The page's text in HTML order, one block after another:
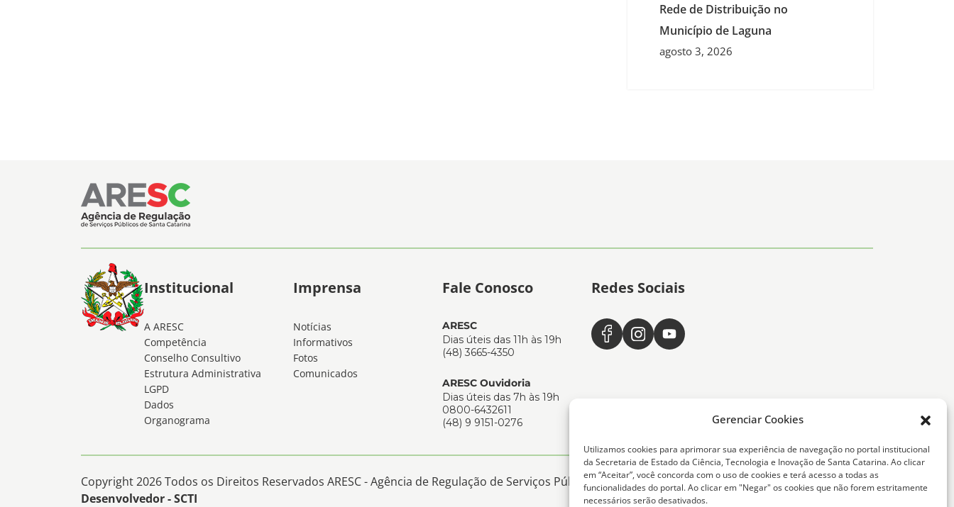
Gerenciar Cookies
Utilizamos cookies para aprimorar sua experiência de navegação no portal institucional
da Secretaria de Estado da Ciência, Tecnologia e Inovação de Santa Catarina. Ao clicar
em “Aceitar”, você concorda com o uso de cookies e terá acesso a todas as
funcionalidades do portal. Ao clicar em "Negar" os cookies que não forem estritamente
necessários serão desativados.
Rede de Distribuição no
Município de Laguna
agosto 3, 2026
Institucional
A ARESC
Competência
Conselho Consultivo
Estrutura Administrativa
LGPD
Dados
Organograma
Imprensa
Notícias
Informativos
Fotos
Comunicados
Fale Conosco
ARESC
Dias úteis das 11h às 19h
(48) 3665-4350
ARESC Ouvidoria
Dias úteis das 7h às 19h
0800-6432611
(48) 9 9151-0276
Redes Sociais
Copyright 2026 Todos os Direitos Reservados ARESC - Agência de Regulação de Serviços Públicos de Santa Catarina -
Desenvolvedor - SCTI